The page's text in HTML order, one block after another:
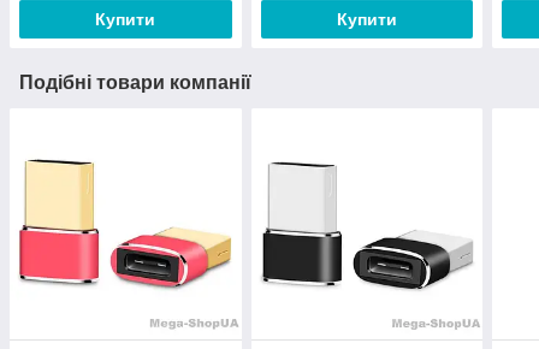
Купити Купити
Подібні товари компанії